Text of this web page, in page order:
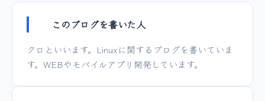
このブログを書いた人
クロといいます。Linuxに関するブログを書いていま
す。WEBやモバイルアプリ開発しています。